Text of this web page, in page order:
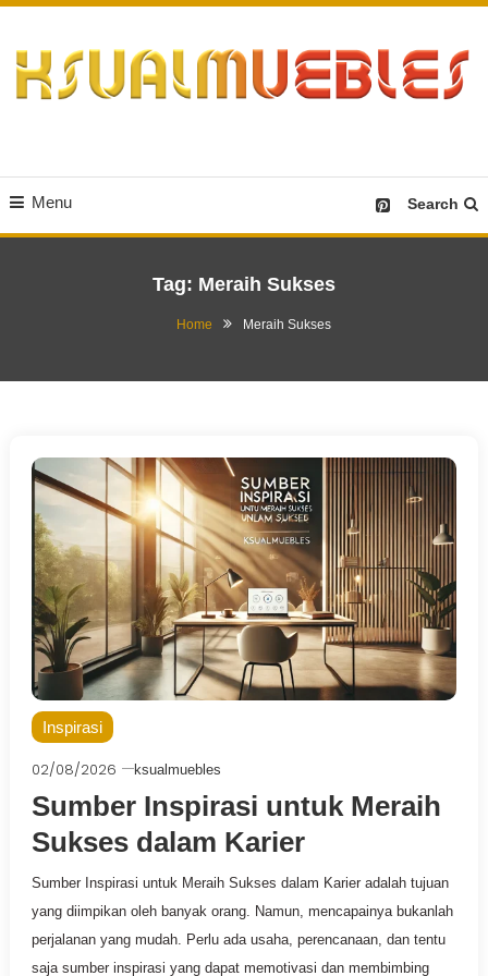
Content
Menu Search
Tag: Meraih Sukses
Home Meraih Sukses
Inspirasi
02/08/2026 ksualmuebles
Sumber Inspirasi untuk Meraih
Sukses dalam Karier
Sumber Inspirasi untuk Meraih Sukses dalam Karier adalah tujuan
yang diimpikan oleh banyak orang. Namun, mencapainya bukanlah
perjalanan yang mudah. Perlu ada usaha, perencanaan, dan tentu
saja sumber inspirasi yang dapat memotivasi dan membimbing